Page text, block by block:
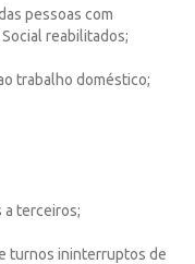
pessoas com
reabilitados;
trabalho doméstico;
a terceiros;
turnos ininterruptos de